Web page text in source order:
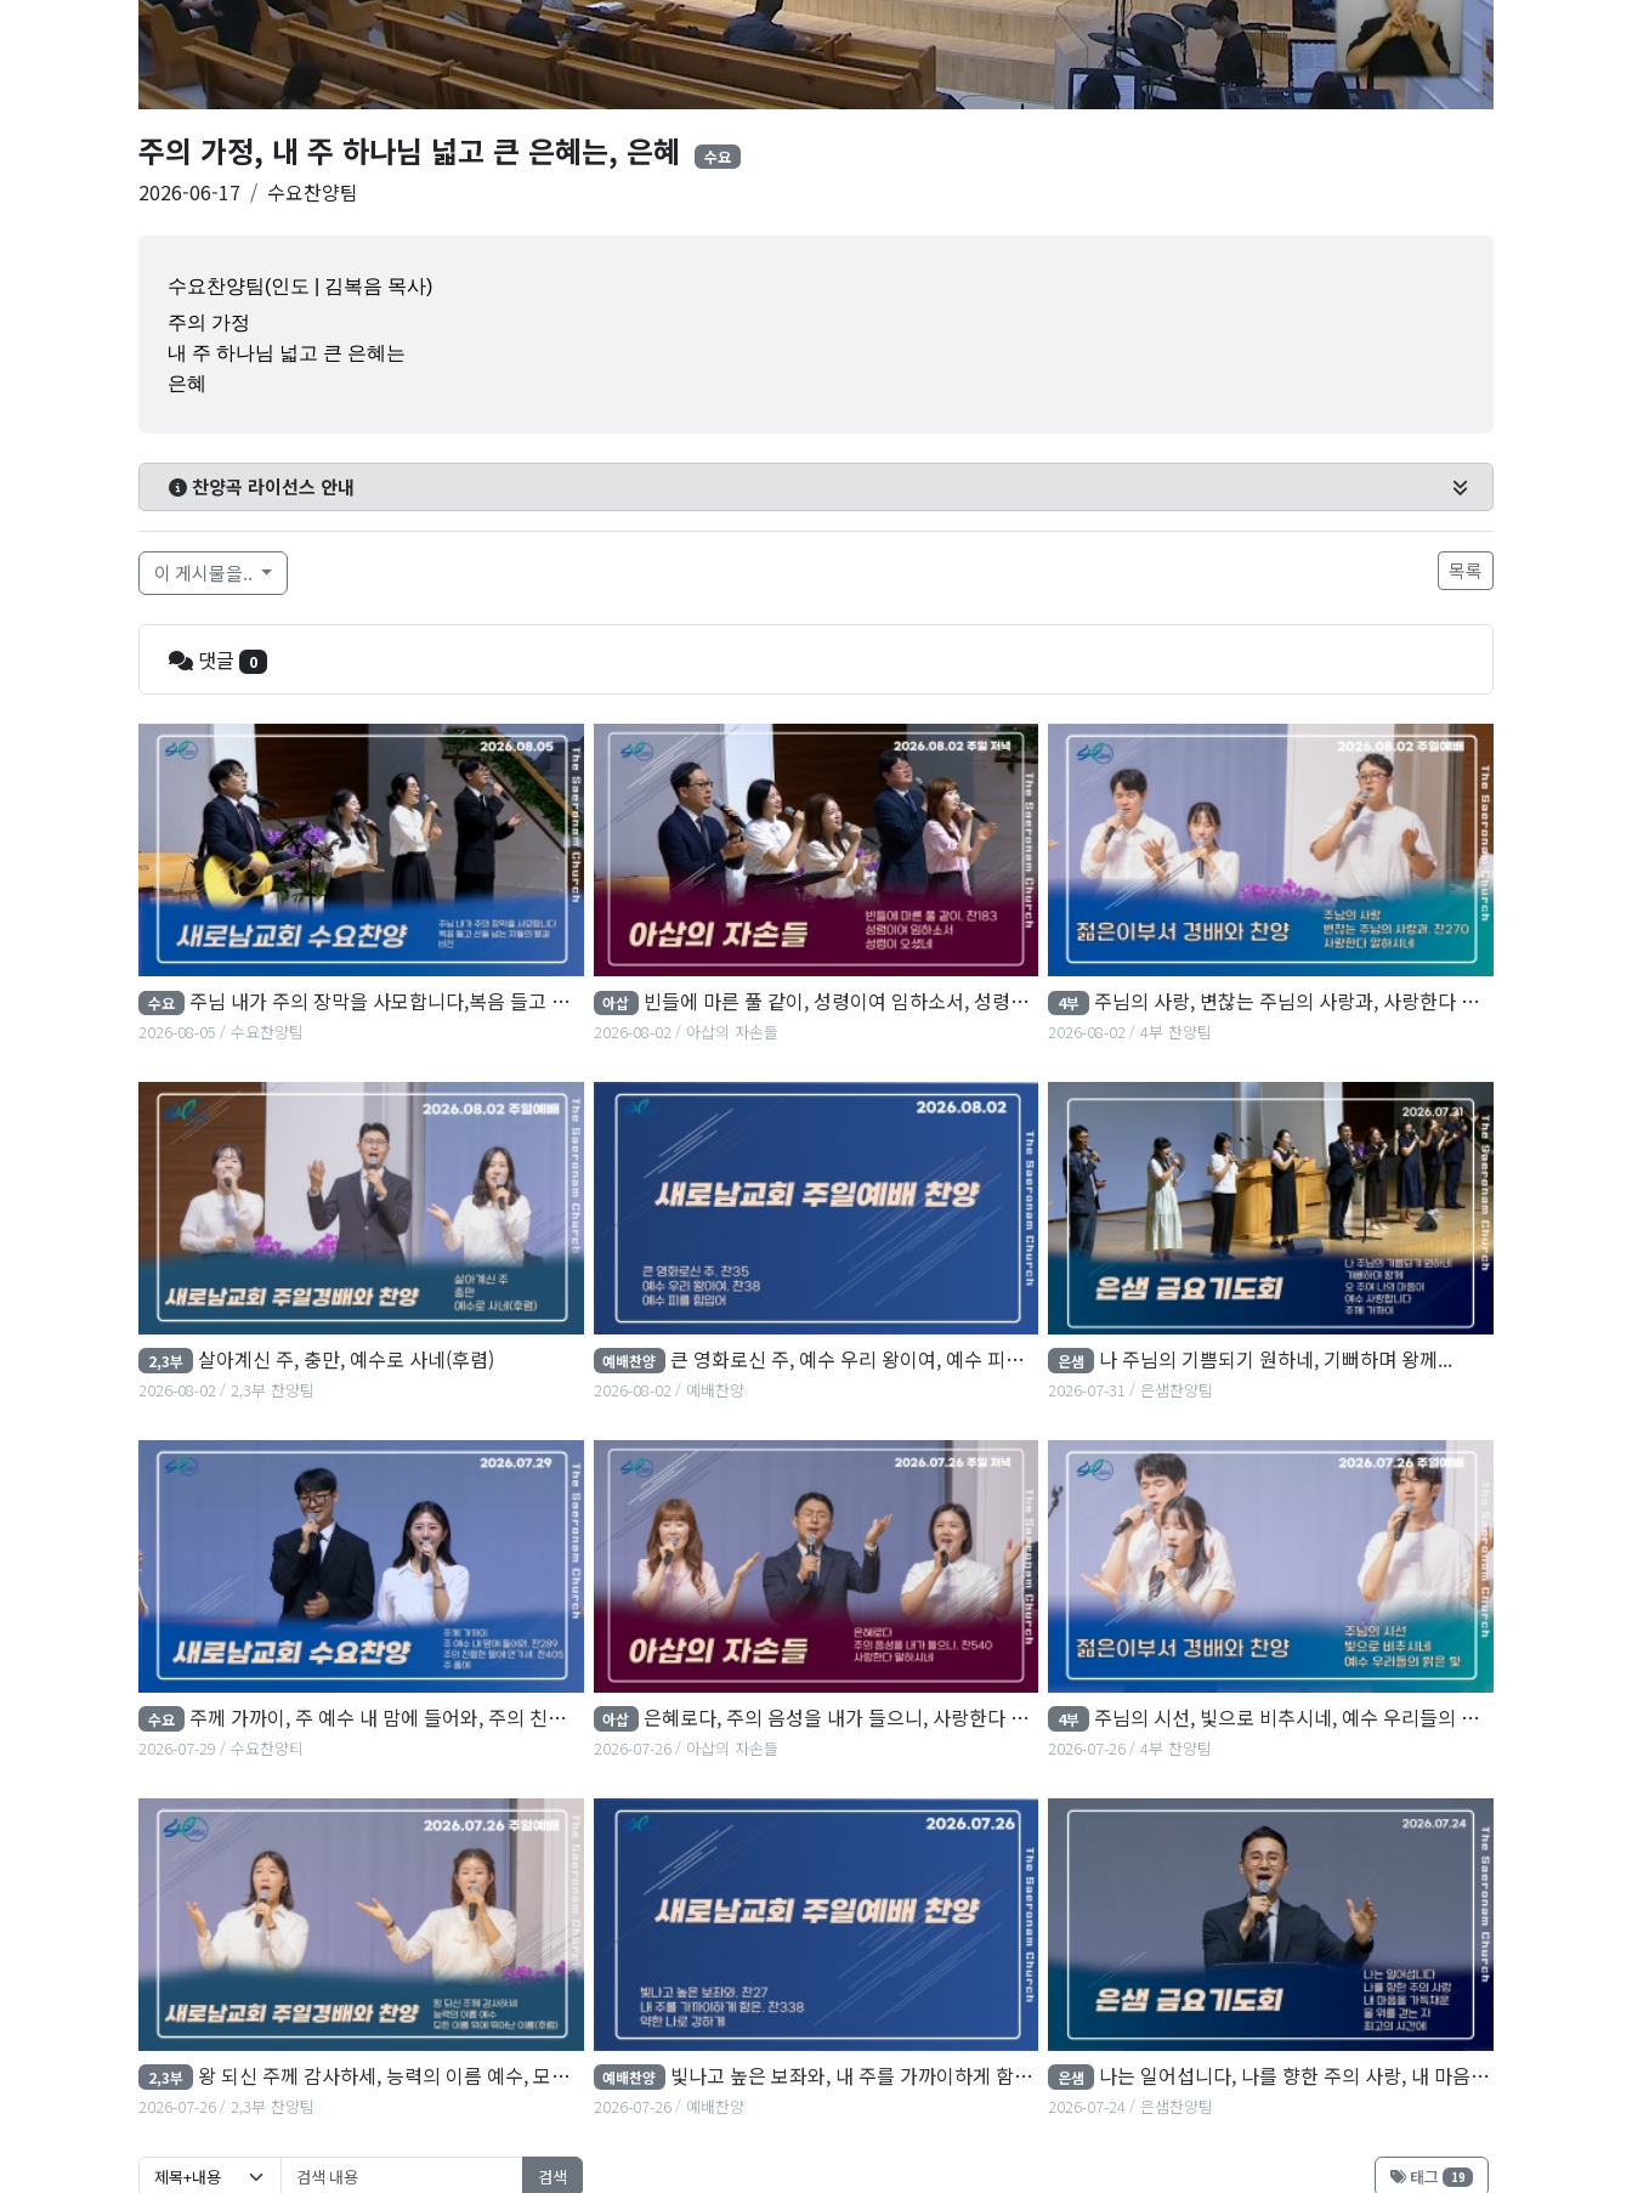
주의 가정, 내 주 하나님 넓고 큰 은혜는, 은혜 수요
2026-06-17 수요찬양팀
수요찬양팀(인도 | 김복음 목사)
주의 가정
내 주 하나님 넓고 큰 은혜는
은혜
찬양곡 라이선스 안내
이 게시물을.. 목록
댓글 0
수요 주님 내가 주의 장막을 사모합니다,복음 들고 산을...
2026-08-05 수요찬양팀
아삽 빈들에 마른 풀 같이, 성령이여 임하소서, 성령이 오셨네
2026-08-02 아삽의 자손들
4부 주님의 사랑, 변찮는 주님의 사랑과, 사랑한다 말하시네
2026-08-02 4부 찬양팀
2,3부 살아계신 주, 충만, 예수로 사네(후렴)
2026-08-02 2,3부 찬양팀
예배찬양 큰 영화로신 주, 예수 우리 왕이여, 예수 피를 힘입어
2026-08-02 예배찬양
은샘 나 주님의 기쁨되기 원하네, 기뻐하며 왕께...
2026-07-31 은샘찬양팀
수요 주께 가까이, 주 예수 내 맘에 들어와, 주의 친절한 팔에 안기세...
2026-07-29 수요찬양티
아삽 은혜로다, 주의 음성을 내가 들으니, 사랑한다 말하시네
2026-07-26 아삽의 자손들
4부 주님의 시선, 빛으로 비추시네, 예수 우리들의 밝은 빛
2026-07-26 4부 찬양팀
2,3부 왕 되신 주께 감사하세, 능력의 이름 예수, 모든 이름 위에 뛰어난 이름
2026-07-26 2,3부 찬양팀
예배찬양 빛나고 높은 보좌와, 내 주를 가까이하게 함은, 약한 나로 강하게
2026-07-26 예배찬양
은샘 나는 일어섭니다, 나를 향한 주의 사랑, 내 마음을 가득채운...
2026-07-24 은샘찬양팀
검색 태그 19